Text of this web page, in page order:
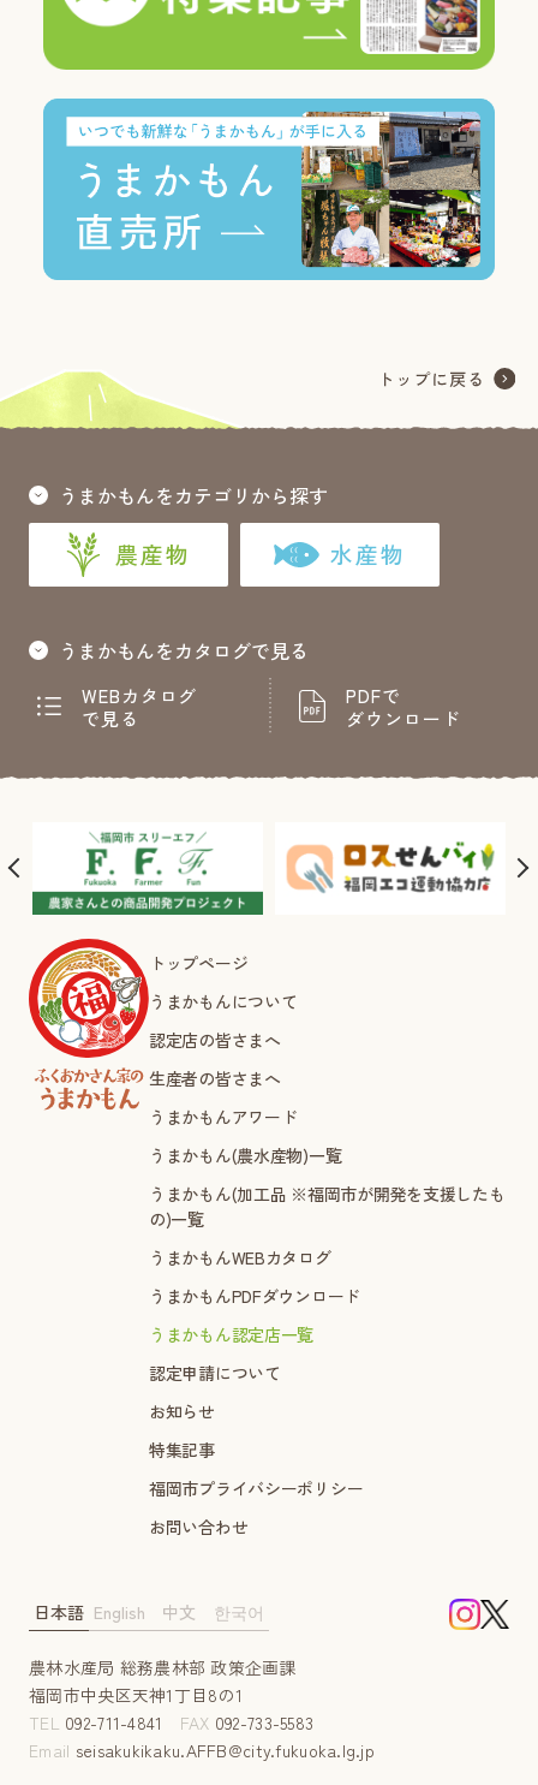
うまかもんをカテゴリから探す
農産物 水産物
うまかもんをカタログで見る
WEBカタログ
で見る
PDFで
ダウンロード
トップページ
うまかもんについて
認定店の皆さまへ
生産者の皆さまへ
うまかもんアワード
うまかもん(農水産物)一覧
うまかもん(加工品 ※福岡市が開発を支援したも
の)一覧
うまかもんWEBカタログ
うまかもんPDFダウンロード
うまかもん認定店一覧
認定申請について
お知らせ
特集記事
福岡市プライバシーポリシー
お問い合わせ
農林水産局 総務農林部 政策企画課
福岡市中央区天神1丁目8の1
TEL 092-711-4841 FAX 092-733-5583
Email seisakukikaku.AFFB@city.fukuoka.lg.jp
日本語 English 中文 한국어